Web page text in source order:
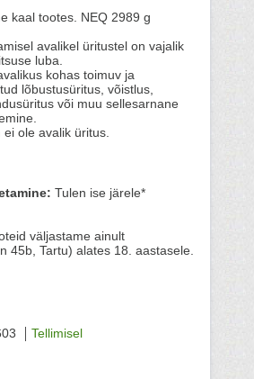
kaal tootes. NEQ 2989 g
avalikel üritustel on vajalik
luba.
kohas toimuv ja
lõbustusüritus, võistlus,
või muu sellesarnane
ei ole avalik üritus.
Tulen ise järele*
väljastame ainult
45b, Tartu) alates 18. aastasele.
Tellimisel